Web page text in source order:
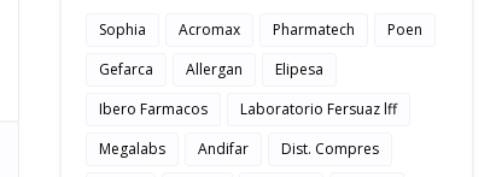
Sophia Acromax Pharmatech
Poen
Gefarca
Allergan
Elipesa
Ibero Farmacos
Laboratorio Fersuaz lff
Megalabs
Andifar
Dist. Compres